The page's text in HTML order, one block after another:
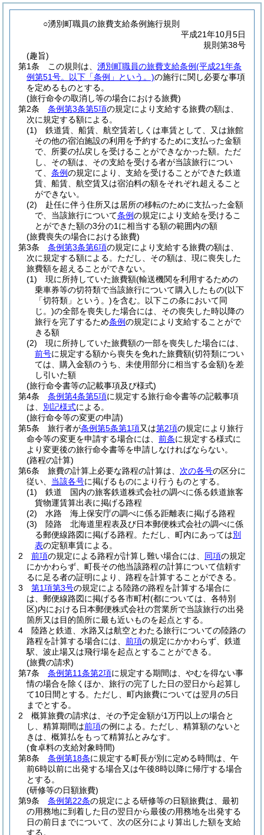
○湧別町職員の旅費支給条例施行規則
平成21年10月5日
規則第38号
(趣旨)
第1条
この規則は、 湧別町職員の旅費支給条例(平成21年条
例第51号。以下「条例」という。)の施行に関し必要な事項
を定めるものとする。
(旅行命令の取消し等の場合における旅費)
第2条
条例第3条第5項の規定により支給する旅費の額は、
次に規定する額による。
(1)
鉄道賃、船賃、航空賃若しくは車賃として、又は旅館
その他の宿泊施設の利用を予約するために支払った金額
で、所要の払戻しを受けることができなかった額。 ただ
し、その額は、その支給を受ける者が当該旅行につい
て、 条例の規定により、支給を受けることができた鉄道
賃、船賃、航空賃又は宿泊料の額をそれぞれ超えること
ができない。
(2)
赴任に伴う住所又は居所の移転のために支払った金額
で、当該旅行について条例の規定により支給を受けるこ
とができた額の3分の1に相当する額の範囲内の額
(旅費喪失の場合における旅費)
第3条
条例第3条第6項の規定により支給する旅費の額は、
次に規定する額による。 ただし、その額は、現に喪失した
旅費額を超えることができない。
(1)
現に所持していた旅費額(輸送機関を利用するための
乗車券等の切符類で当該旅行について購入したもの(以下
「切符類」という。)を含む。以下この条において同
じ。)の全部を喪失した場合には、その喪失した時以降の
旅行を完了するため条例の規定により支給することがで
きる額
(2)
現に所持していた旅費額の一部を喪失した場合には、
前号に規定する額から喪失を免れた旅費額(切符類につい
ては、購入金額のうち、未使用部分に相当する金額)を差
し引いた額
(旅行命令書等の記載事項及び様式)
第4条
条例第4条第5項に規定する旅行命令書等の記載事項
は、 別記様式による。
(旅行命令等の変更の申請)
第5条
旅行者が条例第5条第1項又は第2項の規定により旅行
命令等の変更を申請する場合には、 前条に規定する様式に
より変更後の旅行命令書等を申請しなければならない。
(路程の計算)
第6条
旅費の計算上必要な路程の計算は、 次の各号の区分に
従い、 当該各号に掲げるものにより行うものとする。
(1)
鉄道 国内の旅客鉄道株式会社の調べに係る鉄道旅客
貨物運賃算出表に掲げる路程
(2)
水路 海上保安庁の調べに係る距離表に掲げる路程
(3)
陸路 北海道里程表及び日本郵便株式会社の調べに係
る郵便線路図に掲げる路程。 ただし、町内にあっては別
表の定額車賃による。
2
前項の規定による路程が計算し難い場合には、 同項の規定
にかかわらず、町長その他当該路程の計算について信頼す
るに足る者の証明により、路程を計算することができる。
3
第1項第3号の規定による陸路の路程を計算する場合に
は、郵便線路図に掲げる各市町村(都については、各特別
区)内における日本郵便株式会社の営業所で当該旅行の出発
箇所又は目的箇所に最も近いものを起点とする。
4
陸路と鉄道、水路又は航空とわたる旅行についての陸路の
路程を計算する場合には、 前項の規定にかかわらず、鉄道
駅、波止場又は飛行場を起点とすることができる。
(旅費の請求)
第7条
条例第11条第2項に規定する期間は、やむを得ない事
情の場合を除くほか、旅行の完了した日の翌日から起算し
て10日間とする。 ただし、町内旅費については翌月の5日
までとする。
2
概算旅費の請求は、その予定金額が1万円以上の場合と
し、精算期間は前項の例による。 ただし、精算額のないと
きは、概算払をもって精算払とみなす。
(食卓料の支給対象時間)
第8条
条例第18条に規定する町長が別に定める時間は、午
前6時以前に出発する場合又は午後8時以降に帰庁する場合
とする。
(研修等の日額旅費)
第9条
条例第22条の規定による研修等の日額旅費は、最初
の用務地に到着した日の翌日から最後の用務地を出発する
日の前日までについて、次の区分により算出した額を支給
する。